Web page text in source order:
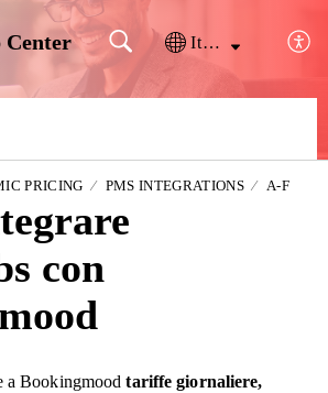
Center Italiano
PRICING PMS INTEGRATIONS A-F
con
a Bookingmoodtariffe giornaliere,